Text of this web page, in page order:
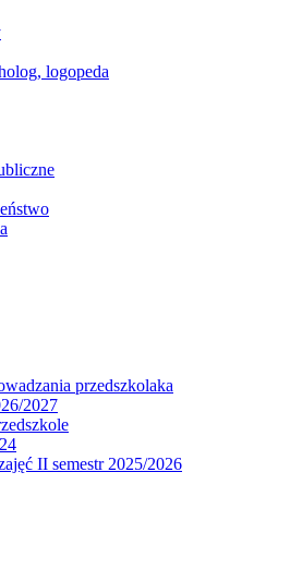
logopeda
przedszkolaka
2027
II semestr 2025/2026